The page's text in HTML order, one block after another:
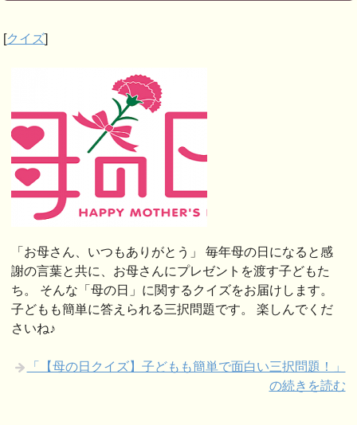
[クイズ]
「お母さん、いつもありがとう」 毎年母の日になると感
謝の言葉と共に、お母さんにプレゼントを渡す子どもた
ち。 そんな「母の日」に関するクイズをお届けします。
子どもも簡単に答えられる三択問題です。 楽しんでくだ
さいね♪
「【母の日クイズ】子どもも簡単で面白い三択問題！」
の続きを読む